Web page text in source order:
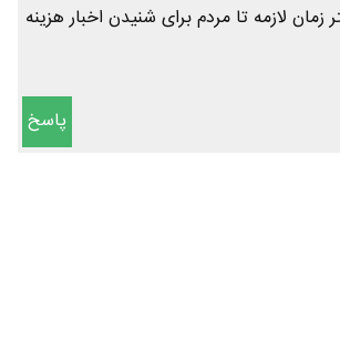
زمان لازمه تا مردم برای شنیدن اخبار هزینه
پاسخ